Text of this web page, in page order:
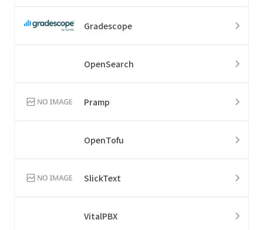
Gradescope
OpenSearch
Pramp
OpenTofu
SlickText
VitalPBX